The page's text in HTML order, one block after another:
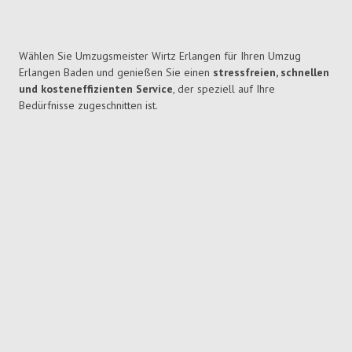
Wählen Sie Umzugsmeister Wirtz Erlangen für Ihren Umzug
Erlangen Baden und genießen Sie einen stressfreien, schnellen
und kosteneffizienten Service, der speziell auf Ihre
Bedürfnisse zugeschnitten ist.